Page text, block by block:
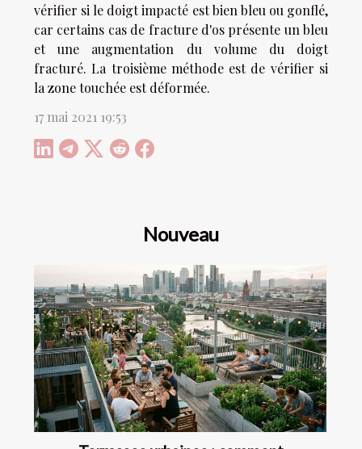
vérifier si le doigt impacté est bien bleu ou gonflé,
car certains cas de fracture d'os présente un bleu
et une augmentation du volume du doigt
fracturé. La troisième méthode est de vérifier si
la zone touchée est déformée.
17 mai 2021 19:53
Nouveau